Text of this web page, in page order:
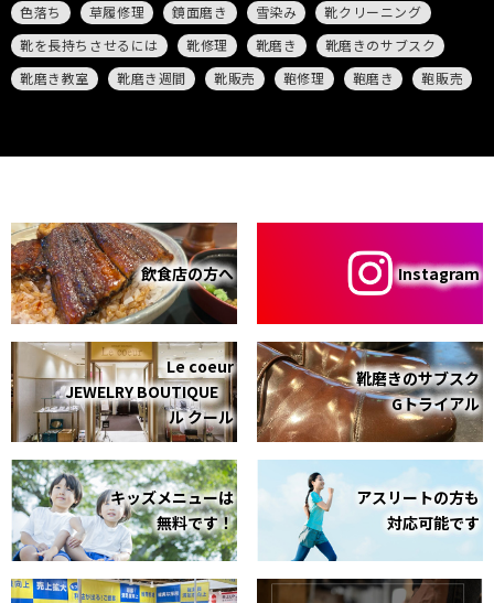
色落ち
草履修理 鏡面磨き 雪染み
靴クリーニング
靴を長持ちさせるには
靴修理 靴磨き
靴磨きのサブスク
靴磨き教室
靴磨き週間 靴販売 鞄修理 鞄磨き 鞄販売
飲食店の方へ Instagram
Le coeur
JEWELRY BOUTIQUE
ル クール
靴磨きのサブスク
Gトライアル
キッズメニューは
無料です！
アスリートの方も
対応可能です